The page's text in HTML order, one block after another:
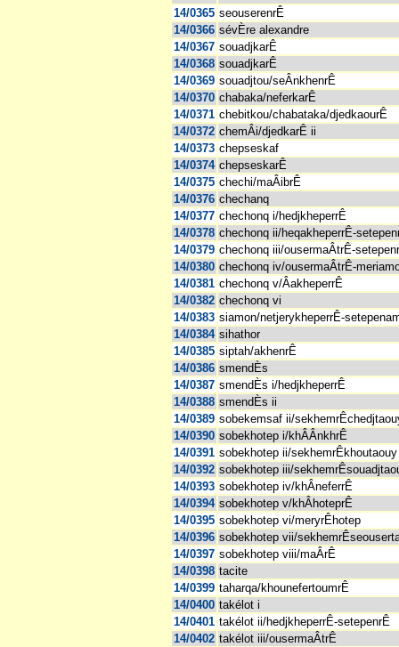
14/0365 seouserenrÊ
14/0366 sévÈre alexandre
14/0367 souadjkarÊ
14/0368 souadjkarÊ
14/0369 souadjtou/seÂnkhenrÊ
14/0370 chabaka/neferkarÊ
14/0371 chebitkou/chabataka/djedkaourÊ
14/0372 chemÂi/djedkarÊ ii
14/0373 chepseskaf
14/0374 chepseskarÊ
14/0375 chechi/maÂibrÊ
14/0376 chechanq
14/0377 chechonq i/hedjkheperrÊ
14/0378 chechonq ii/heqakheperrÊ-
14/0379 chechonq iii/ousermaÂtrÊ-
14/0380 chechonq iv/ousermaÂtrÊ-
14/0381 chechonq v/ÂakheperrÊ
14/0382 chechonq vi
14/0383 siamon/netjerykheperrÊ-
14/0384 sihathor
14/0385 siptah/akhenrÊ
14/0386 smendÈs
14/0387 smendÈs i/hedjkheperrÊ
14/0388 smendÈs ii
14/0389 sobekemsaf ii/
14/0390 sobekhotep i/khÂÂnkhrÊ
14/0391 sobekhotep ii/sekhemrÊkhoutaouy
14/0392 sobekhotep iii/
14/0393 sobekhotep iv/khÂneferrÊ
14/0394 sobekhotep v/khÂhoteprÊ
14/0395 sobekhotep vi/meryrÊhotep
14/0396 sobekhotep vii/
14/0397 sobekhotep viii/maÂrÊ
14/0398 tacite
14/0399 taharqa/khounefertoumrÊ
14/0400 takélot i
14/0401 takélot ii/hedjkheperrÊ-setepenrÊ
14/0402 takélot iii/ousermaÂtrÊ